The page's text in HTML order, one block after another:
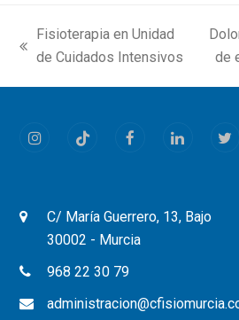
previous
Fisioterapia en Unidad
de Cuidados Intensivos
next
de
InstagramTiktok FacebookLinkedIn
C/ María Guerrero, 13, Bajo
30002 - Murcia
968 22 30 79